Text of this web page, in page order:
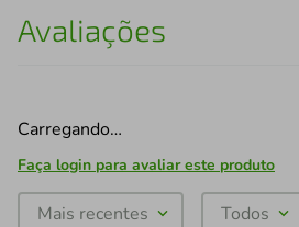
Avaliações
Carregando…
Faça login para avaliar este produto
Mais recentes Todos